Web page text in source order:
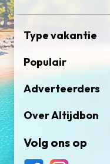
Type vakantie
Populair
Adverteerders
Over Altijdbon
Volg ons op